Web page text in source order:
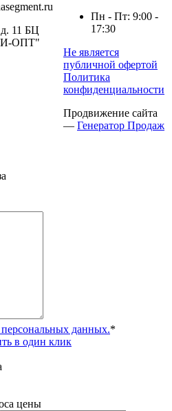
11 БЦ
ОПТ"
Пн - Пт: 9:00 -
17:30
Не является
публичной офертой
Политика
конфиденциальности
Продвижение сайта
— Генератор Продаж
персональных данных.*
в один клик
цены